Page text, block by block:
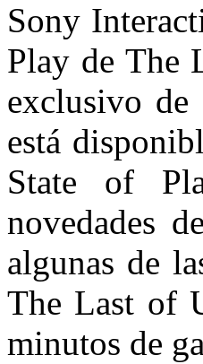
Sony
Play de The
exclusivo
está
State of
novedades
algunas de
The Last of
minutos de